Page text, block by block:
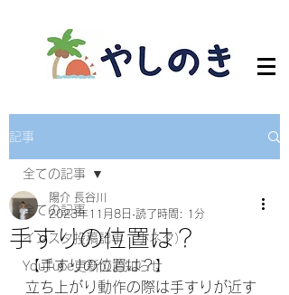
記事
全ての記事
インスタ投稿記事（小ネタ）
YouTube更新のお知らせ
全ての記事
手すりの位置は？
陽介 長谷川
2023年11月8日 読了時間: 1分
【手すりの位置は？】
立ち上がり動作の際は手すりが近す